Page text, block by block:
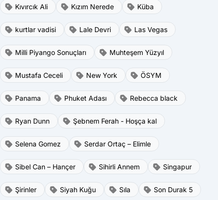
Kıvırcık Ali Kızım Nerede Küba
kurtlar vadisi Lale Devri Las Vegas
Milli Piyango Sonuçları Muhteşem Yüzyıl
Mustafa Ceceli New York ÖSYM
Panama Phuket Adası Rebecca black
Ryan Dunn Şebnem Ferah - Hoşça kal
Selena Gomez Serdar Ortaç – Elimle
Sibel Can – Hançer Sihirli Annem Singapur
Şirinler Siyah Kuğu Sıla Son Durak 5